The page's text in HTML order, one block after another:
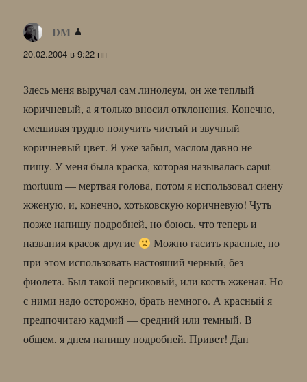
DM
20.02.2004 в 9:22 пп
Здесь меня выручал сам линолеум, он же теплый
коричневый, а я только вносил отклонения. Конечно,
смешивая трудно получить чистый и звучный
коричневый цвет. Я уже забыл, маслом давно не
пишу. У меня была краска, которая называлась caput
mortuum — мертвая голова, потом я использовал сиену
жженую, и, конечно, хотьковскую коричневую! Чуть
позже напишу подробней, но боюсь, что теперь и
названия красок другие
Можно гасить красные, но
при этом использовать настояший черный, без
фиолета. Был такой персиковый, или кость жженая. Но
с ними надо осторожно, брать немного. А красный я
предпочитаю кадмий — средний или темный. В
общем, я днем напишу подробней. Привет! Дан